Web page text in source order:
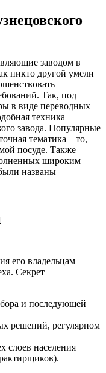
заводом в
никто другой умели
Так, под
в виде переводных
техника –
завода. Популярные
тематика – то,
посуде. Также
широким
названы
его владельцам
Секрет
и последующей
решений, регулярном
слоев населения